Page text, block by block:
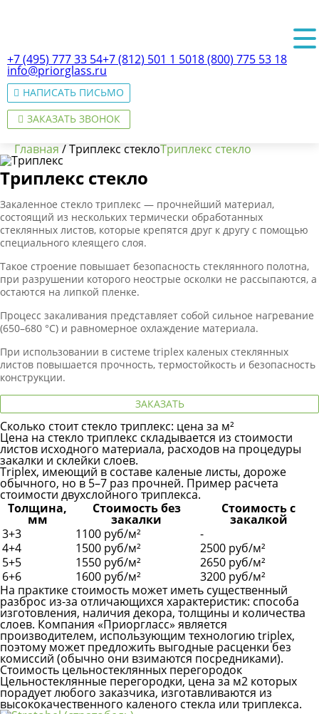
+7 (495) 777 33 54+7 (812) 501 1 5018 (800) 775 53 18
info@priorglass.ru
НАПИСАТЬ ПИСЬМО
ЗАКАЗАТЬ ЗВОНОК
О нас
Главная /Триплекс стеклоТриплекс стекло
Триплекс стекло
Закаленное стекло триплекс — прочнейший материал,
состоящий из нескольких термически обработанных
стеклянных листов, которые крепятся друг к другу с помощью
специального клеящего слоя.
Такое строение повышает безопасность стеклянного полотна,
при разрушении которого неострые осколки не рассыпаются, а
остаются на липкой пленке.
Процесс закаливания представляет собой сильное нагревание
(650–680 °C) и равномерное охлаждение материала.
При использовании в системе triplex каленых стеклянных
листов повышается прочность, термостойкость и безопасность
конструкции.
ЗАКАЗАТЬ
Сколько стоит стекло триплекс: цена за м²
Цена на стекло триплекс складывается из стоимости
листов исходного материала, расходов на процедуры
закалки и склейки слоев.
Triplex, имеющий в составе каленые листы, дороже
обычного, но в 5–7 раз прочней. Пример расчета
стоимости двухслойного триплекса.
Толщина,
мм
Стоимость без
закалки
Стоимость с
закалкой
3+3
1100 руб/м²
-
4+4
1500 руб/м²
2500 руб/м²
5+5
1550 руб/м²
2650 руб/м²
6+6
1600 руб/м²
3200 руб/м²
На практике стоимость может иметь существенный
разброс из-за отличающихся характеристик: способа
изготовления, наличия декора, толщины и количества
слоев. Компания «Приоргласс» является
производителем, использующим технологию triplex,
поэтому может предложить выгодные расценки без
комиссий (обычно они взимаются посредниками).
Стоимость цельностеклянных перегородок
Цельностеклянные перегородки, цена за м2 которых
порадует любого заказчика, изготавливаются из
высококачественного каленого стекла или триплекса.